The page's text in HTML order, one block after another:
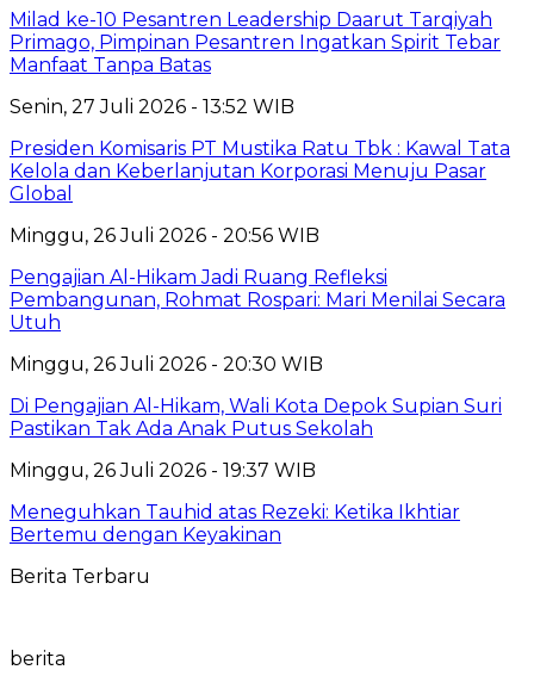
Milad ke-10 Pesantren Leadership Daarut Tarqiyah
Primago, Pimpinan Pesantren Ingatkan Spirit Tebar
Manfaat Tanpa Batas
Senin, 27 Juli 2026 - 13:52 WIB
Presiden Komisaris PT Mustika Ratu Tbk : Kawal Tata
Kelola dan Keberlanjutan Korporasi Menuju Pasar
Global
Minggu, 26 Juli 2026 - 20:56 WIB
Pengajian Al-Hikam Jadi Ruang Refleksi
Pembangunan, Rohmat Rospari: Mari Menilai Secara
Utuh
Minggu, 26 Juli 2026 - 20:30 WIB
Di Pengajian Al-Hikam, Wali Kota Depok Supian Suri
Pastikan Tak Ada Anak Putus Sekolah
Minggu, 26 Juli 2026 - 19:37 WIB
Meneguhkan Tauhid atas Rezeki: Ketika Ikhtiar
Bertemu dengan Keyakinan
Berita Terbaru
berita